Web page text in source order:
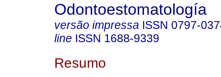
Odontoestomatología
versão impressa ISSN 0797-
line ISSN 1688-9339
Resumo